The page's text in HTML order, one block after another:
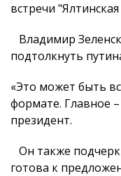
встречи
Владимир
подтолкнуть
«Это может быть
формате. Главное –
президент.
Он также
готова к